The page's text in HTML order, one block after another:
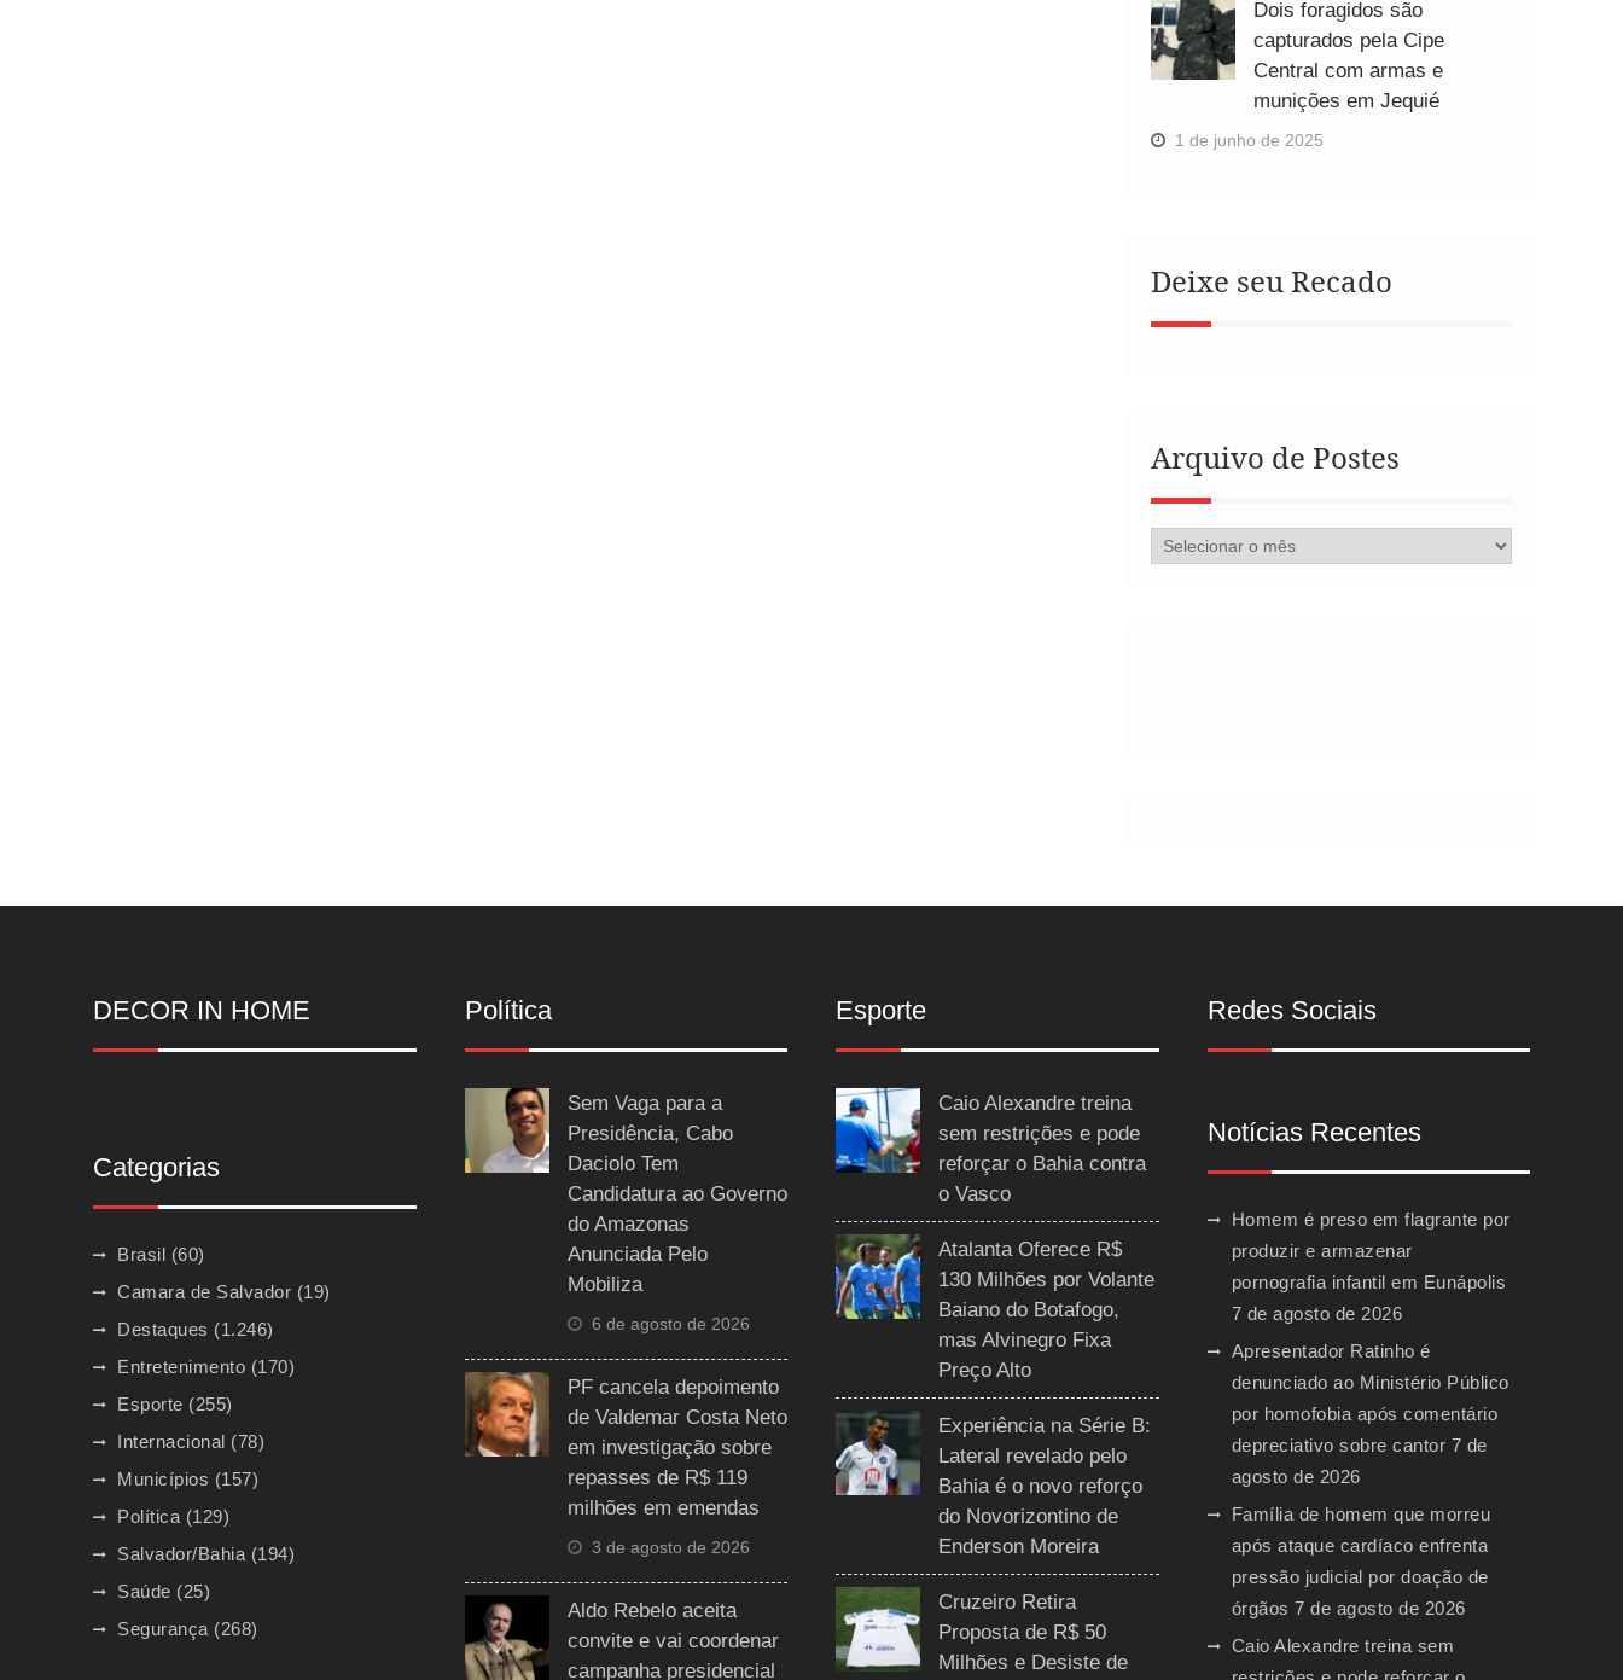
Dois foragidos são
capturados pela Cipe
Central com armas e
munições em Jequié
1 de junho de 2025
Deixe seu Recado
Arquivo de Postes
Arquivo
DECOR IN HOME
Categorias
Brasil (60)
Camara de Salvador (19)
Destaques (1.246)
Entretenimento (170)
Esporte (255)
Internacional (78)
Municípios (157)
Política (129)
Salvador/Bahia (194)
Saúde (25)
Segurança (268)
Política
Sem Vaga para a
Presidência, Cabo
Daciolo Tem
Candidatura ao Governo
do Amazonas
Anunciada Pelo
Mobiliza
6 de agosto de 2026
PF cancela depoimento
de Valdemar Costa Neto
em investigação sobre
repasses de R$ 119
milhões em emendas
3 de agosto de 2026
Aldo Rebelo aceita
convite e vai coordenar
campanha presidencial
Esporte
Caio Alexandre treina
sem restrições e pode
reforçar o Bahia contra
o Vasco
Atalanta Oferece R$
130 Milhões por Volante
Baiano do Botafogo,
mas Alvinegro Fixa
Preço Alto
Experiência na Série B:
Lateral revelado pelo
Bahia é o novo reforço
do Novorizontino de
Enderson Moreira
Cruzeiro Retira
Proposta de R$ 50
Milhões e Desiste de
Redes Sociais
Notícias Recentes
Homem é preso em flagrante por
produzir e armazenar
pornografia infantil em Eunápolis
7 de agosto de 2026
Apresentador Ratinho é
denunciado ao Ministério Público
por homofobia após comentário
depreciativo sobre cantor 7 de
agosto de 2026
Família de homem que morreu
após ataque cardíaco enfrenta
pressão judicial por doação de
órgãos 7 de agosto de 2026
Caio Alexandre treina sem